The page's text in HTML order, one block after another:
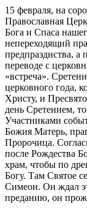
15 февраля, на
Православная
Бога и Спаса
непереходящий
предпразднства, а
переводе с
«встреча».
церковного года,
Христу, и
день Сретением,
Участниками
Божия Матерь,
Пророчица.
после Рождества
храм, чтобы по
Богу. Там Святое
Симеон. Он ждал
преданию, он